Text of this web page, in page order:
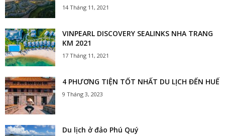
14 Tháng 11, 2021
VINPEARL DISCOVERY SEALINKS NHA TRANG
KM 2021
17 Tháng 11, 2021
4 PHƯƠNG TIỆN TỐT NHẤT DU LỊCH ĐẾN HUẾ
9 Tháng 3, 2023
Du lịch ở đảo Phú Quý